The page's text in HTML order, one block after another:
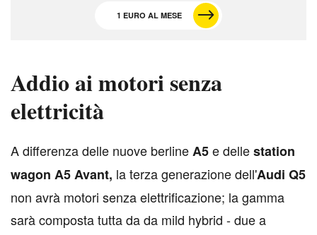
1 EURO AL MESE
Addio ai motori senza
elettricità
Adifferenza delle nuove berlineA5e dellestation
wagon A5 Avant, la terza generazione dell'Audi Q5
non avrà motori senza elettrificazione; la gamma
sarà composta tutta da da mild hybrid - due a